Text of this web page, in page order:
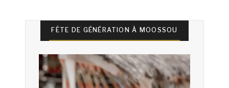
FÊTE DE GÉNÉRATION À MOOSSOU